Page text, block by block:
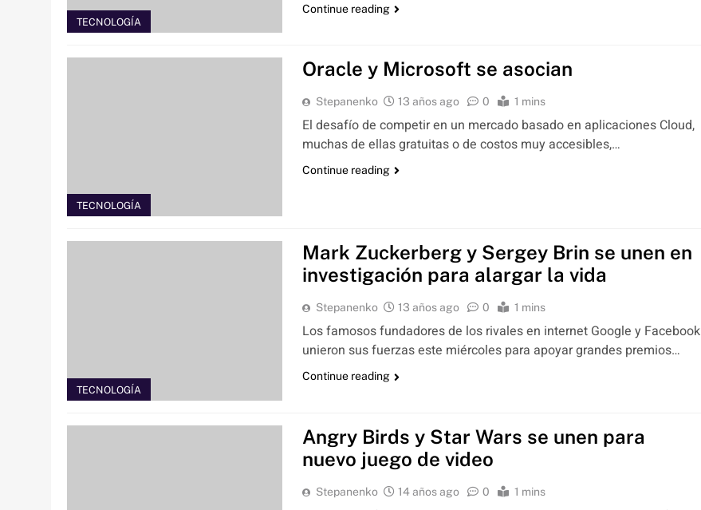
TECNOLOGÍA
Continue reading
TECNOLOGÍA
Oracle y Microsoft se asocian
Stepanenko 13 años ago 0 1 mins
El desafío de competir en un mercado basado en aplicaciones Cloud,
muchas de ellas gratuitas o de costos muy accesibles,…
Continue reading
TECNOLOGÍA
Mark Zuckerberg y Sergey Brin se unen en
investigación para alargar la vida
Stepanenko 13 años ago 0 1 mins
Los famosos fundadores de los rivales en internet Google y Facebook
unieron sus fuerzas este miércoles para apoyar grandes premios…
Continue reading
Angry Birds y Star Wars se unen para
nuevo juego de video
Stepanenko 14 años ago 0 1 mins